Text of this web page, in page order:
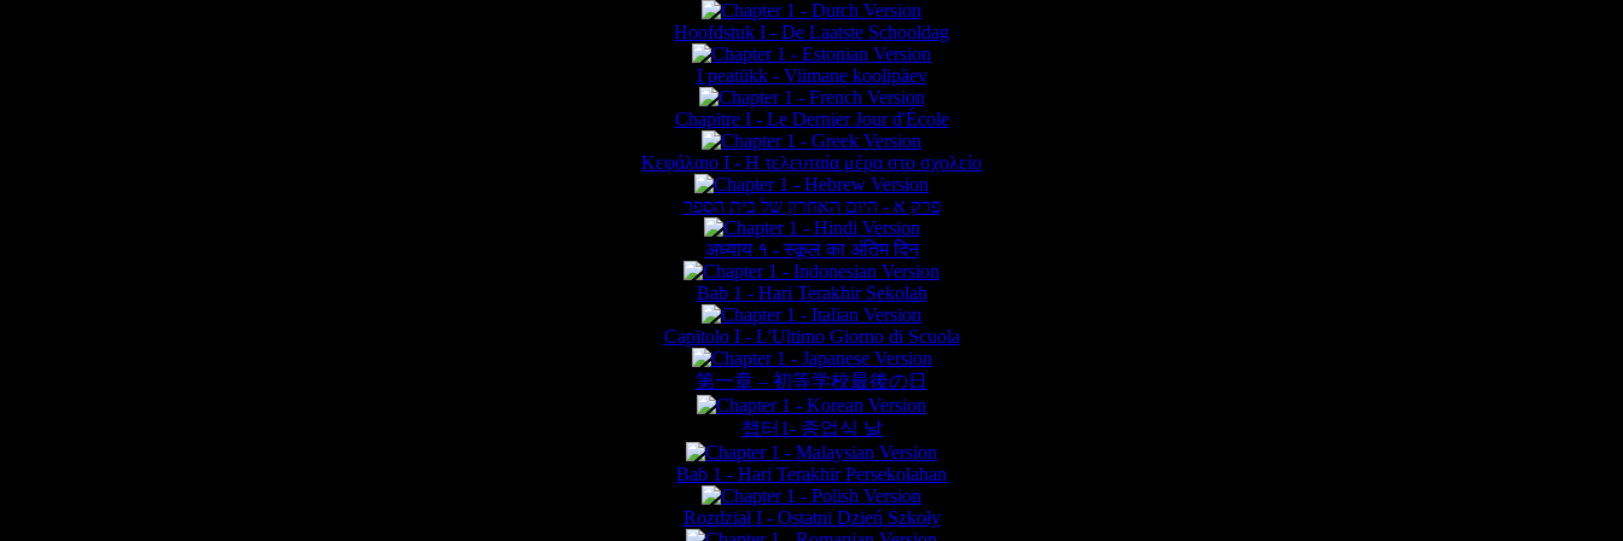
Hoofdstuk I - De Laatste Schooldag
I peatükk - Viimane koolipäev
Chapitre I - Le Dernier Jour d'École
Κεφάλαιο Ι - Η τελευταία μέρα στο σχολείο
פרק א - היום האחרון של בית הספר
अध्याय १ - स्कूल का अंतिम दिन
Bab 1 - Hari Terakhir Sekolah
Capitolo I - L'Ultimo Giorno di Scuola
第一章 – 初等学校最後の日
챕터1- 종업식 날
Bab 1 - Hari Terakhir Persekolahan
Rozdział I - Ostatni Dzień Szkoły